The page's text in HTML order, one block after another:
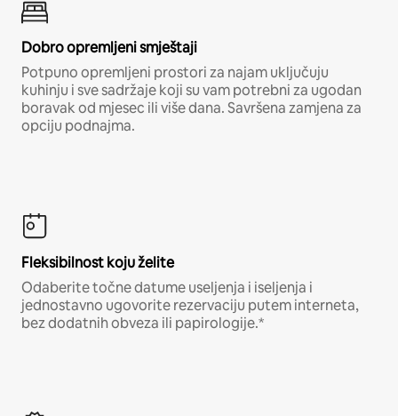
Dobro opremljeni smještaji
Potpuno opremljeni prostori za najam uključuju
kuhinju i sve sadržaje koji su vam potrebni za ugodan
boravak od mjesec ili više dana. Savršena zamjena za
opciju podnajma.
Fleksibilnost koju želite
Odaberite točne datume useljenja i iseljenja i
jednostavno ugovorite rezervaciju putem interneta,
bez dodatnih obveza ili papirologije.*